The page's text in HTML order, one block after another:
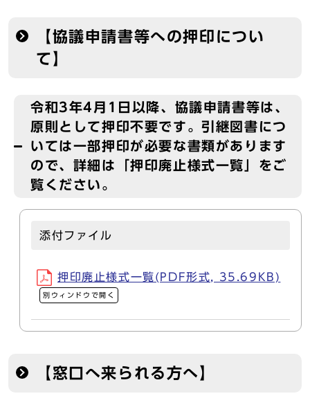
【協議申請書等への押印につい
て】
令和3年4月1日以降、協議申請書等は、
原則として押印不要です。引継図書につ
いては一部押印が必要な書類があります
ので、詳細は「押印廃止様式一覧」をご
覧ください。
添付ファイル
押印廃止様式一覧(PDF形式, 35.69KB)
別ウィンドウで開く
【窓口へ来られる方へ】